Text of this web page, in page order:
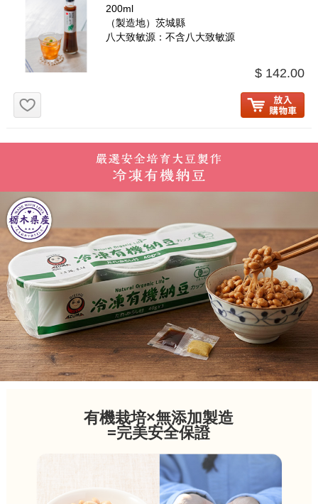
200ml
（製造地）茨城縣
八大致敏源：不含八大致敏源
$ 142.00
有機栽培×無添加製造
=完美安全保證